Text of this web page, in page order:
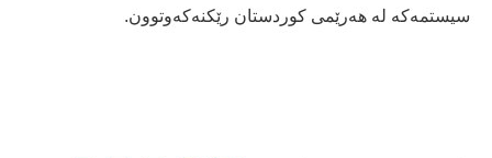
سیستمەکە لە هەرێمی کوردستان رێکنەکەوتوون.